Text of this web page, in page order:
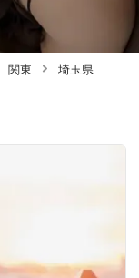
関東 埼玉県